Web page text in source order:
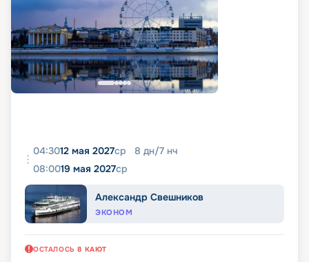
04:3012 мая 2027ср 8 дн/7 нч
08:0019 мая 2027ср
Александр Свешников
ЭКОНОМ
ОСТАЛОСЬ 8 КАЮТ